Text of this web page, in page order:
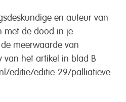
en auteur van
met de dood in je
de meerwaarde van
van het artikel in blad B
editie/editie-29/palliatieve-